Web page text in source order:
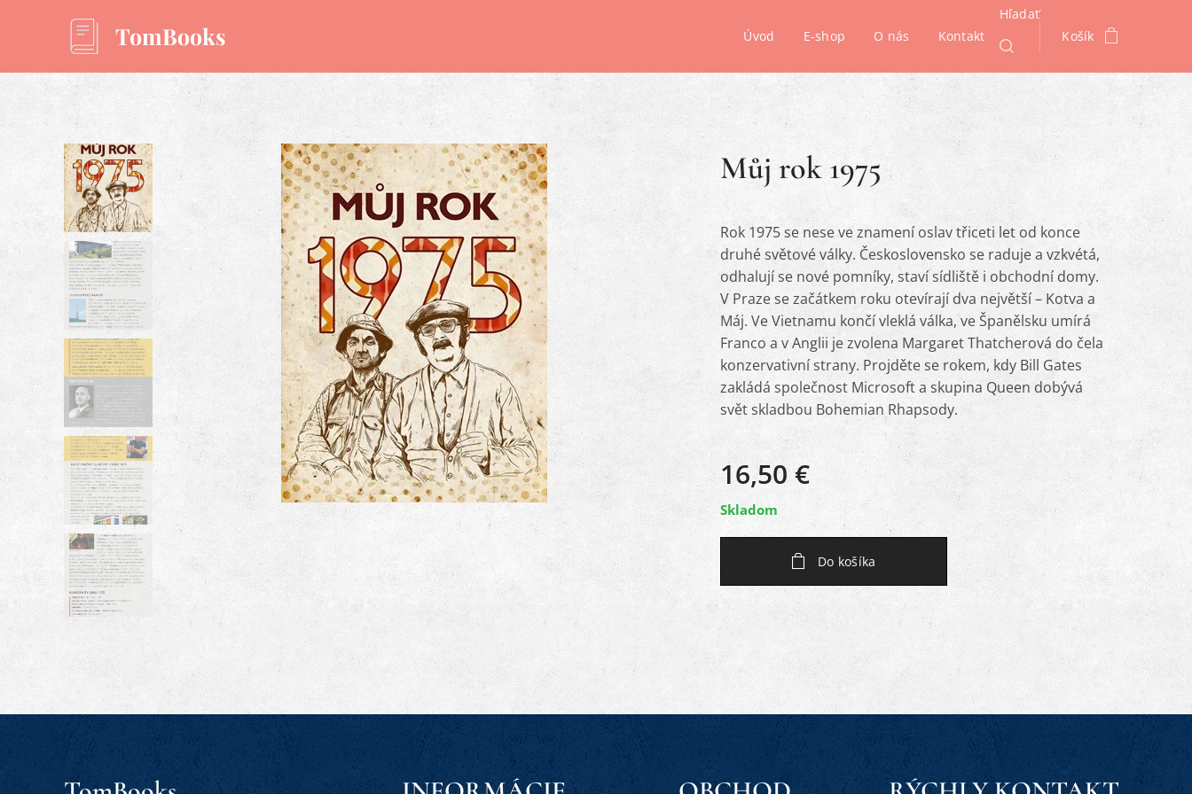
TomBooks Úvod E-shop O nás Kontakt
Hľadať
Košík
Můj rok 1975
Rok 1975 se nese ve znamení oslav třiceti let od konce
druhé světové války. Československo se raduje a vzkvétá,
odhalují se nové pomníky, staví sídliště i obchodní domy.
V Praze se začátkem roku otevírají dva největší – Kotva a
Máj. Ve Vietnamu končí vleklá válka, ve Španělsku umírá
Franco a v Anglii je zvolena Margaret Thatcherová do čela
konzervativní strany. Projděte se rokem, kdy Bill Gates
zakládá společnost Microsoft a skupina Queen dobývá
svět skladbou Bohemian Rhapsody.
16,50€
Skladom
Do košíka